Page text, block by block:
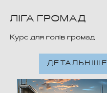
ЛІГА ГРОМАД
Курс для голів громад
ДЕТАЛЬНІШЕ